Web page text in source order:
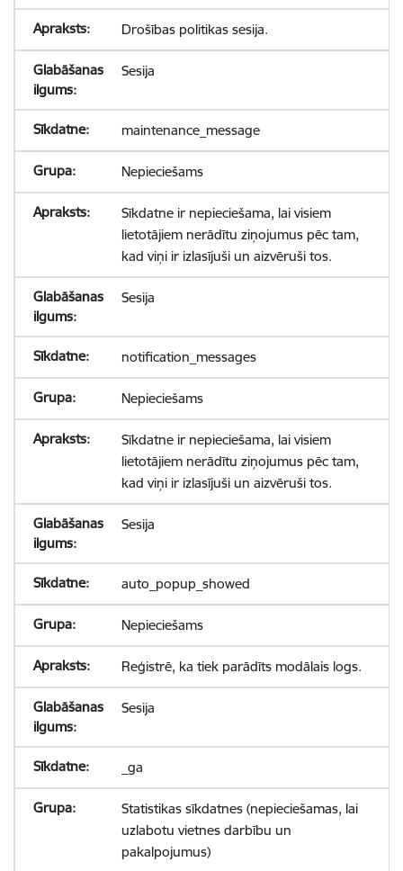
Drošības politikas sesija.
Sesija
maintenance_message
Nepieciešams
Sīkdatne ir nepieciešama, lai visiem
lietotājiem nerādītu ziņojumus pēc tam,
kad viņi ir izlasījuši un aizvēruši tos.
Sesija
notification_messages
Nepieciešams
Sīkdatne ir nepieciešama, lai visiem
lietotājiem nerādītu ziņojumus pēc tam,
kad viņi ir izlasījuši un aizvēruši tos.
Sesija
auto_popup_showed
Nepieciešams
Reģistrē, ka tiek parādīts modālais logs.
Sesija
_ga
Statistikas sīkdatnes (nepieciešamas, lai
uzlabotu vietnes darbību un
pakalpojumus)